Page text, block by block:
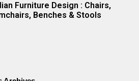
Furniture Design : Chairs,
Benches & Stools